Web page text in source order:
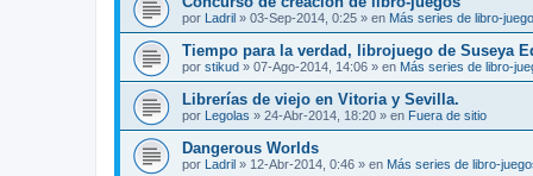
por Ladril » 03-Sep-2014, 0:25 » en Más series de libro-
Tiempo para la verdad, librojuego de Suseya
por stikud » 07-Ago-2014, 14:06 » en Más series de libro-
Librerías de viejo en Vitoria y Sevilla.
por Legolas » 24-Abr-2014, 18:20 » en Fuera de sitio
Dangerous Worlds
por Ladril » 12-Abr-2014, 0:46 » en Más series de libro-